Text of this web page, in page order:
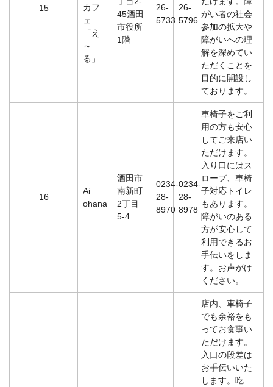
15
カフ
ェ
「え
～
る」
45酒田
市役所
1階
26-
5733
26-
5796
がい者の社会
参加の拡大や
障がいへの理
解を深めてい
ただくことを
目的に開設し
ております。
16
Ai
ohana
酒田市
南新町
2丁目
5-4
0234-
28-
8970
0234-
28-
8978
車椅子をご利
用の方も安心
してご来店い
ただけます。
入り口にはス
ロープ、車椅
子対応トイレ
もあります。
障がいのある
方が安心して
利用できるお
手伝いをしま
す。お声がけ
ください。
店内、車椅子
でも余裕をも
ってお食事い
ただけます。
入口の段差は
お手伝いいた
します。吃